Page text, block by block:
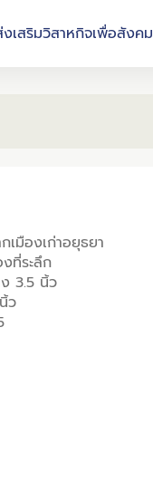
เสริมวิสาหกิจเพื่อสังคม
เมืองเก่าอยุธยา
ที่ระลึก
3.5 นิ้ว
ว